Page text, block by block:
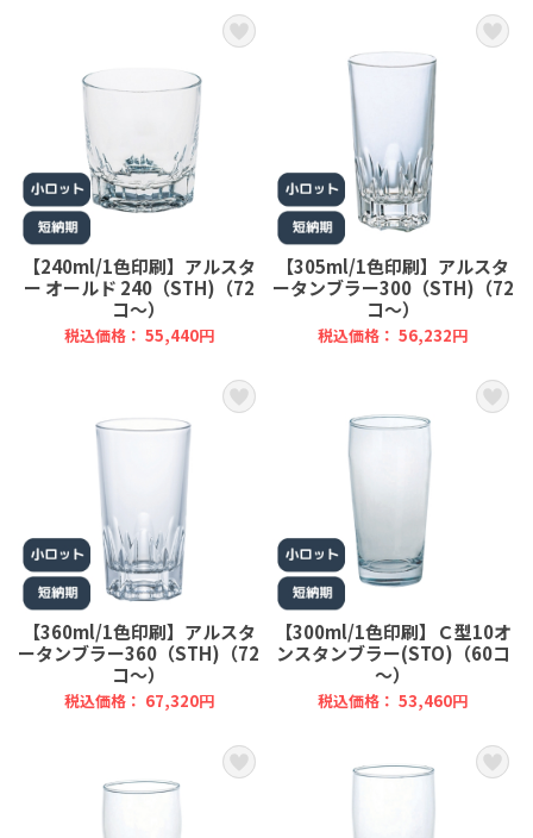
【240ml/1色印刷】アルスタ
ー オールド 240（STH)（72
コ～）
税込価格： 55,440円
【305ml/1色印刷】アルスタ
ータンブラー300（STH)（72
コ～）
税込価格： 56,232円
【360ml/1色印刷】アルスタ
ータンブラー360（STH)（72
コ～）
税込価格： 67,320円
【300ml/1色印刷】Ｃ型10オ
ンスタンブラー(STO)（60コ
～）
税込価格： 53,460円